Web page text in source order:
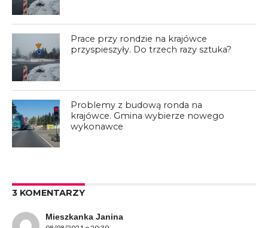
Prace przy rondzie na krajówce
przyspieszyły. Do trzech razy sztuka?
Problemy z budową ronda na
krajówce. Gmina wybierze nowego
wykonawce
3 KOMENTARZY
Mieszkanka Janina